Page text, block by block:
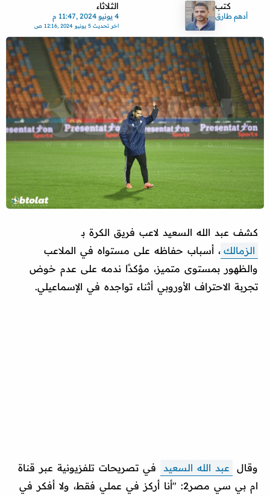
كتب
أدهم طارق
الثلاثاء
4 يونيو 2024 ,11:47 م
اخر تحديث5 يونيو 2024 ,12:16 ص
كشف عبد الله السعيد لاعب فريق الكرة بـ
الزمالك ، أسباب حفاظه على مستواه في الملاعب
والظهور بمستوى متميز، مؤكدًا ندمه على عدم خوض
تجربة الاحتراف الأوروبي أثناء تواجده في الإسماعيلي.
وقال عبد الله السعيد
في تصريحات تلفزيونية عبر قناة
ام بي سي مصر2: "أنا أركز في عملي فقط، ولا أفكر في